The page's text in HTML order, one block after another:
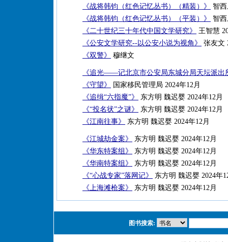
《战将韩钧（红色记忆丛书）（精装）》
智西
《战将韩钧（红色记忆丛书）（平装）》
智西
《二十世纪三十年代中国文学研究》
王智慧
《公安文学研究--以公安小说为视角》
张友文
《双警》
穆继文
《追光——记北京市公安局东城分局天坛派出
《守望》
国家移民管理局 2024年12月
《追缉“六指魔”》
东方明 魏迟婴 2024年12月
《“投名状”之谜》
东方明 魏迟婴 2024年12月
《江南往事》
东方明 魏迟婴 2024年12月
《江城劫金案》
东方明 魏迟婴 2024年12月
《华东特案组》
东方明 魏迟婴 2024年12月
《华南特案组》
东方明 魏迟婴 2024年12月
《“心战专家”落网记》
东方明 魏迟婴 2024年
《上海滩枪案》
东方明 魏迟婴 2024年12月
图书搜索: